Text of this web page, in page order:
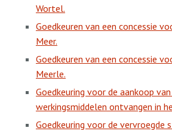
Wortel.
Goedkeuren van een concessie
Meer.
Goedkeuren van een concessie
Meerle.
Goedkeuring voor de aankoop
werkingsmiddelen ontvangen in
Goedkeuring voor de